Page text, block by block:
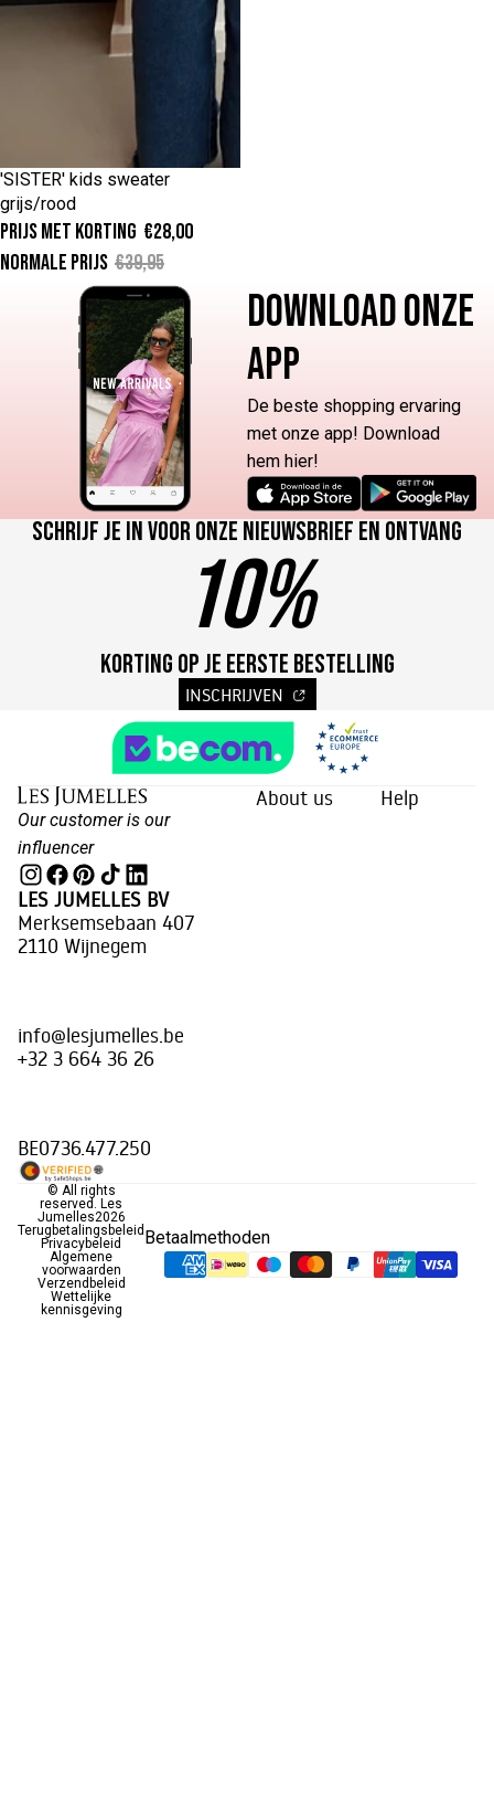
Uitverkocht
16
'SISTER' kids sweater
grijs/rood
Prijs met korting €28,00
Normale prijs €39,95
DOWNLOAD ONZE
APP
De beste shopping ervaring
met onze app! Download
hem hier!
Schrijf je in voor onze nieuwsbrief en ontvang
10%
KORTING OP JE EERSTE BESTELLING
INSCHRIJVEN
Our customer is our
influencer
LES JUMELLES BV
Merksemsebaan 407
2110 Wijnegem
info@lesjumelles.be
+32 3 664 36 26
BE0736.477.250
About us Help
© All rights
reserved. Les
Jumelles2026
Terugbetalingsbeleid
Privacybeleid
Algemene
voorwaarden
Verzendbeleid
Wettelijke
kennisgeving
Betaalmethoden